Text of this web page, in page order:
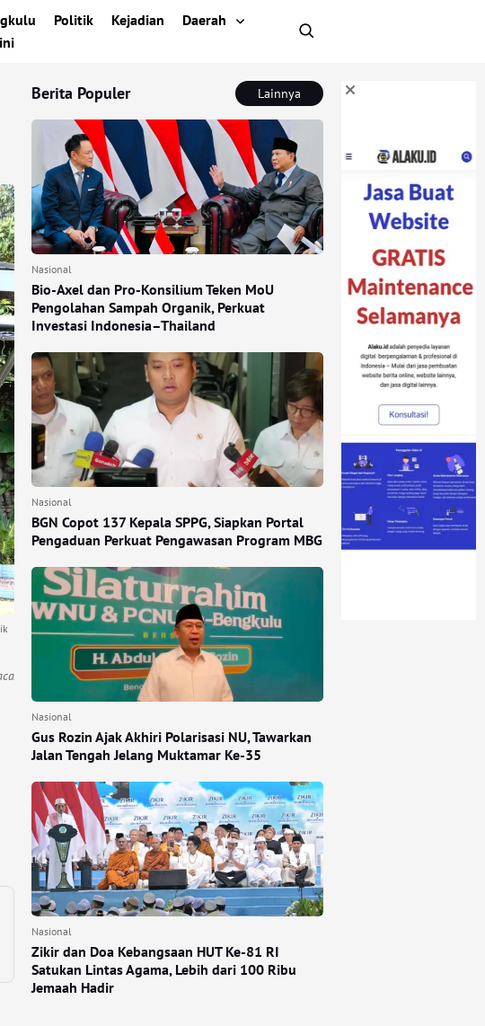
Politik Kejadian
Daerah
Berita Populer Lainnya
Nasional
Bio-Axel dan Pro-Konsilium Teken MoU
Pengolahan Sampah Organik, Perkuat
Investasi Indonesia–Thailand
Nasional
BGN Copot 137 Kepala SPPG, Siapkan Portal
Pengaduan Perkuat Pengawasan Program MBG
Nasional
Gus Rozin Ajak Akhiri Polarisasi NU, Tawarkan
Jalan Tengah Jelang Muktamar Ke-35
Nasional
Zikir dan Doa Kebangsaan HUT Ke-81 RI
Satukan Lintas Agama, Lebih dari 100 Ribu
Jemaah Hadir